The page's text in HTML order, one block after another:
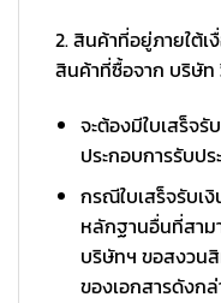
2. สินค้าที่อยู่ภายใต้เ
สินค้าที่ซื้อจาก บริษัท
จะต้องมีใบเสร็จรั
ประกอบการรับปร
กรณีใบเสร็จรับเ
หลักฐานอื่นที่สาม
บริษัทฯ ขอสงวน
ของเอกสารดังกล่